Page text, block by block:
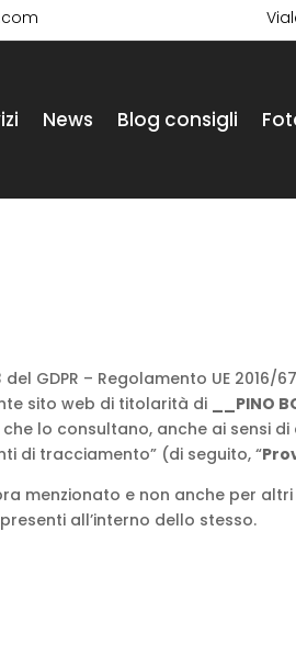
News Blog consigli
GDPR – Regolamento UE 2016/
sito web di titolarità di
PINO
lo consultano, anche ai sensi
di tracciamento” (di seguito, “
menzionato e non anche per
all’interno dello stesso.